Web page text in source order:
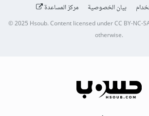
بيان الخصوصية مركز المساعدة
© 2025Hsoub.Content licensed underCC BY-NC-
otherwise.